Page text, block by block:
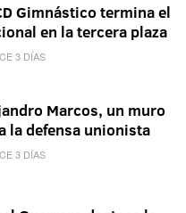
Gimnástico termina el
en la tercera plaza
3 DÍAS
Marcos, un muro
la defensa unionista
3 DÍAS